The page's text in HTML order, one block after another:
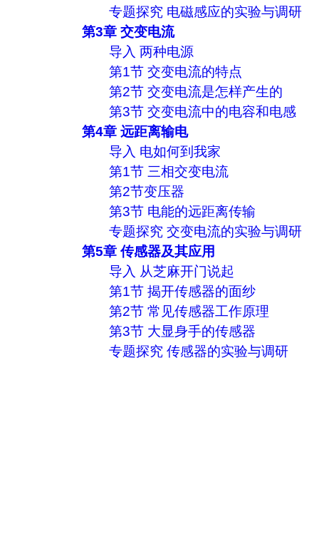
专题探究 电磁感应的实验与调研
第3章 交变电流
导入 两种电源
第1节 交变电流的特点
第2节 交变电流是怎样产生的
第3节 交变电流中的电容和电感
第4章 远距离输电
导入 电如何到我家
第1节 三相交变电流
第2节变压器
第3节 电能的远距离传输
专题探究 交变电流的实验与调研
第5章 传感器及其应用
导入 从芝麻开门说起
第1节 揭开传感器的面纱
第2节 常见传感器工作原理
第3节 大显身手的传感器
专题探究 传感器的实验与调研